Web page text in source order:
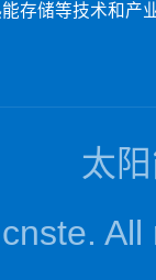
存储等技术和产
太
All